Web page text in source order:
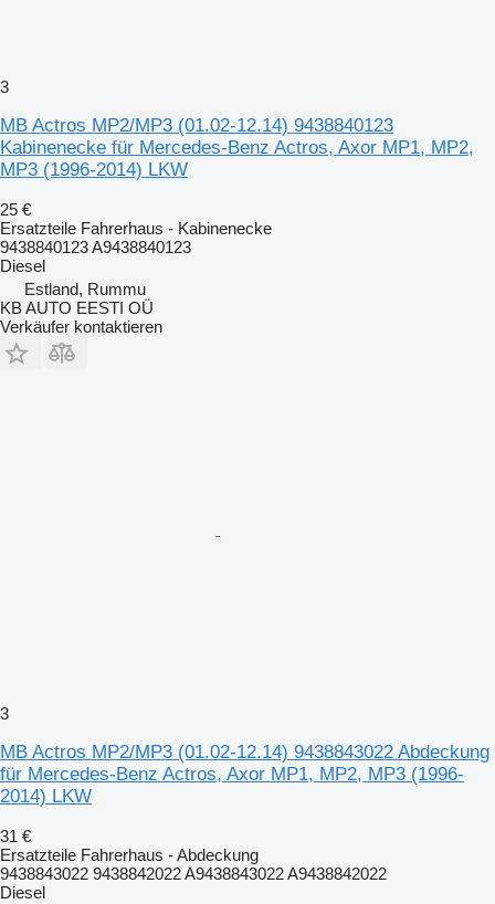
3
MB Actros MP2/MP3 (01.02-12.14) 9438840123
Kabinenecke für Mercedes-Benz Actros, Axor MP1, MP2,
MP3 (1996-2014) LKW
25 €
Ersatzteile Fahrerhaus - Kabinenecke
9438840123 A9438840123
Diesel
Estland, Rummu
KB AUTO EESTI OÜ
Verkäufer kontaktieren
3
MB Actros MP2/MP3 (01.02-12.14) 9438843022 Abdeckung
für Mercedes-Benz Actros, Axor MP1, MP2, MP3 (1996-
2014) LKW
31 €
Ersatzteile Fahrerhaus - Abdeckung
9438843022 9438842022 A9438843022 A9438842022
Diesel